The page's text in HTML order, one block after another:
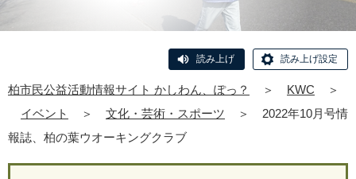
読み上げ 読み上げ設定
柏市民公益活動情報サイト かしわん、ぽっ？ ＞ KWC
＞
イベント
＞ 文化・芸術・スポーツ ＞
2022年10月号情
報誌、柏の葉ウオーキングクラブ